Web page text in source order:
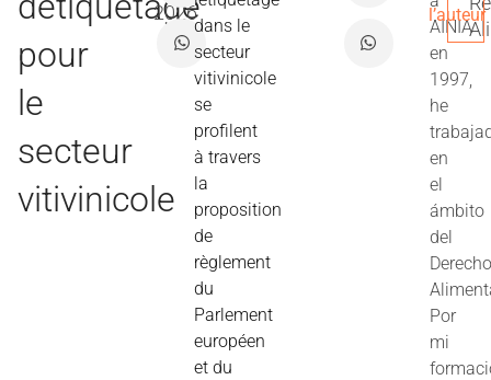
pour
le
secteur
vitivinicole
2026
dans le
secteur
vitivinicole
se
profilent
à travers
la
proposition
de
règlement
du
Parlement
européen
et du
AINIA
en
1997,
he
en
el
ámbito
del
Por
mi
l’auteur